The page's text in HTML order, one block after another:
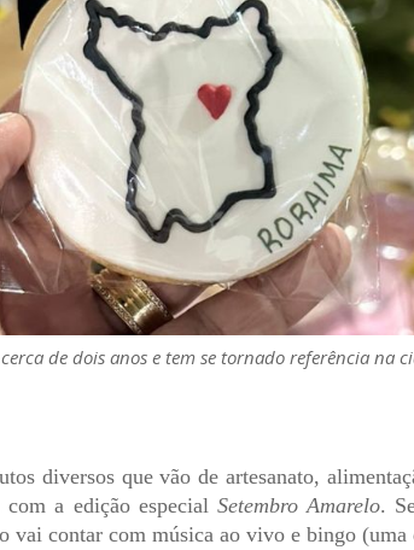
de dois anos e tem se tornado referência na
diversos que vão de artesanato,
com a edição especial Setembro Amarelo.
vai contar com música ao vivo e bingo (uma